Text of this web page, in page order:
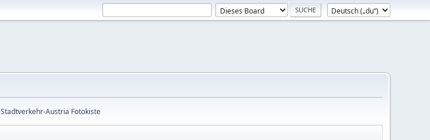
Stadtverkehr-Austria Fotokiste